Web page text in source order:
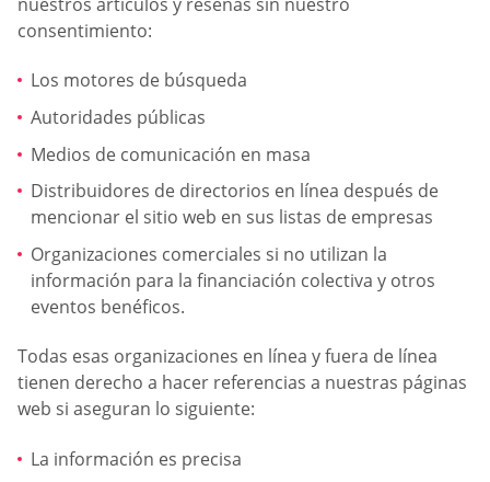
consentimiento:
Los motores de búsqueda
Autoridades públicas
Medios de comunicación en masa
Distribuidores de directorios en línea después de
mencionar el sitio web en sus listas de empresas
Organizaciones comerciales si no utilizan la
información para la financiación colectiva y otros
eventos benéficos.
Todas esas organizaciones en línea y fuera de línea
tienen derecho a hacer referencias a nuestras páginas
web si aseguran lo siguiente:
La información es precisa